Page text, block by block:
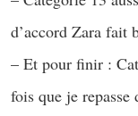
d’accord Zara fait
– Et pour finir :
fois que je